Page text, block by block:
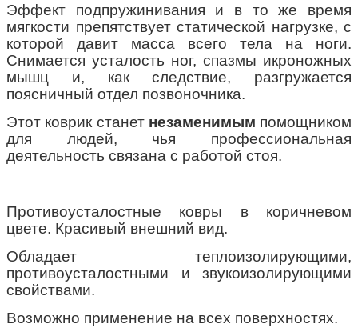
Эффект подпружинивания и в то же время
мягкости препятствует статической нагрузке, с
которой давит масса всего тела на ноги.
Снимается усталость ног, спазмы икроножных
мышц и, как следствие, разгружается
поясничный отдел позвоночника.
Этот коврик станет незаменимым помощником
для людей, чья профессиональная
деятельность связана с работой стоя.
Противоусталостные ковры в коричневом
цвете. Красивый внешний вид.
Обладает теплоизолирующими,
противоусталостными и звукоизолирующими
свойствами.
Возможно применение на всех поверхностях.